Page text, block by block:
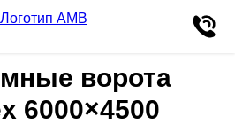
ворота
6000×4500